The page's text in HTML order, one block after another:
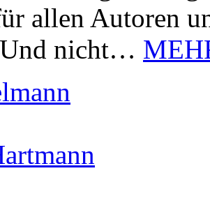
allen Autoren
nicht…